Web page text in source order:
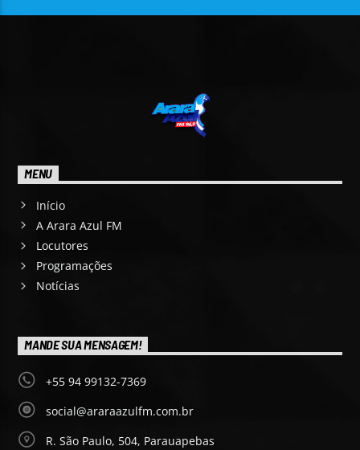
MENU
Início
A Arara Azul FM
Locutores
Programações
Notícias
MANDE SUA MENSAGEM!
+55 94 99132-7369
social@araraazulfm.com.br
R. São Paulo, 504, Parauapebas